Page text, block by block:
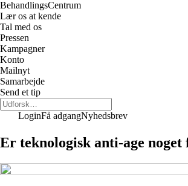
BehandlingsCentrum
Lær os at kende
Tal med os
Pressen
Kampagner
Konto
Mailnyt
Samarbejde
Send et tip
LoginFå adgangNyhedsbrev
Er teknologisk anti-age